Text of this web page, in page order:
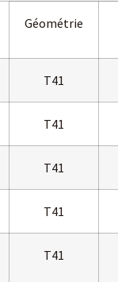
Géométrie
T41
T41
T41
T41
T41